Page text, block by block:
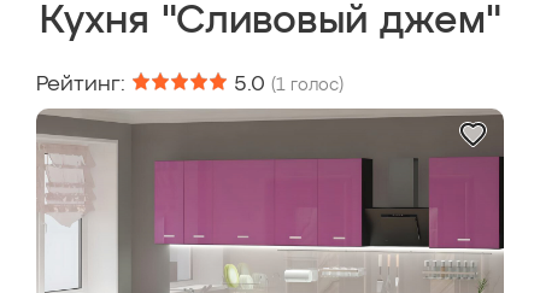
Кухня "Сливовый джем"
Рейтинг: 5.0 (1 голос)